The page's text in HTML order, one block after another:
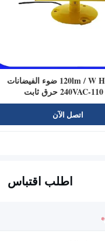
120lm / W Heliport LED ضوء الفيضانات
اتصل الآن
اطلب اقتباس
*